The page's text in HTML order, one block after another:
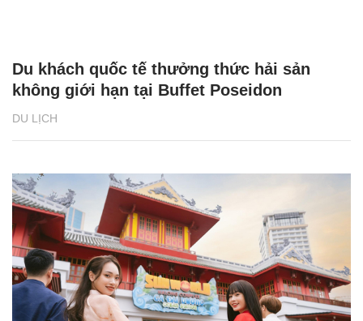
DU LỊCH
Du khách quốc tế thưởng thức hải sản
không giới hạn tại Buffet Poseidon